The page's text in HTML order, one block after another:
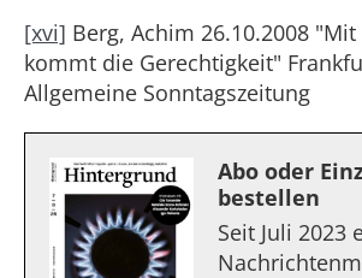
[xvi] Berg, Achim 26.10.2008 "Mit
kommt die Gerechtigkeit"
Allgemeine Sonntagszeitung
Abo oder
bestellen
Seit Juli 2023